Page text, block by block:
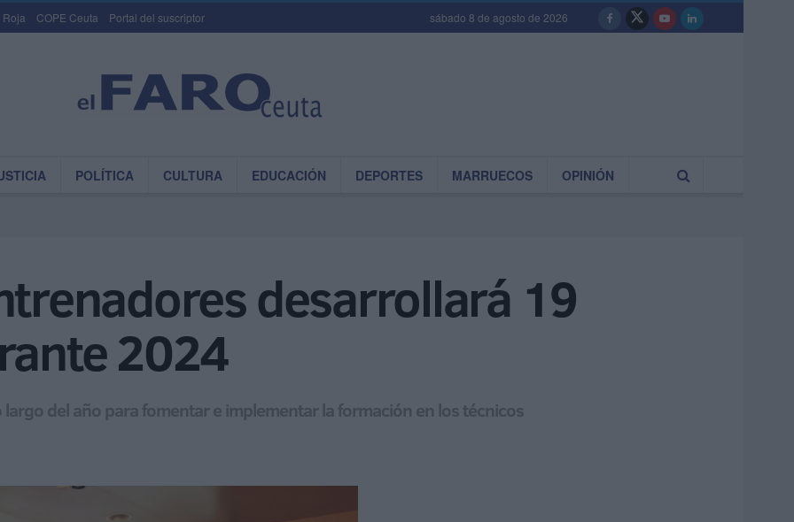
Roja COPE Ceuta Portal del suscriptor sábado 8 de agosto de 2026
POLÍTICA CULTURA EDUCACIÓN DEPORTES MARRUECOS OPINIÓN
desarrollará 19
2024
largo del año para fomentar e implementar la formación en los técnicos